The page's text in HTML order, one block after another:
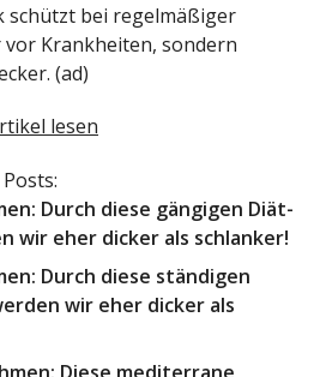
schützt bei regelmäßiger
Krankheiten, sondern
(ad)
lesen
Durch diese gängigen Diät-
wir eher dicker als schlanker!
Durch diese ständigen
wir eher dicker als